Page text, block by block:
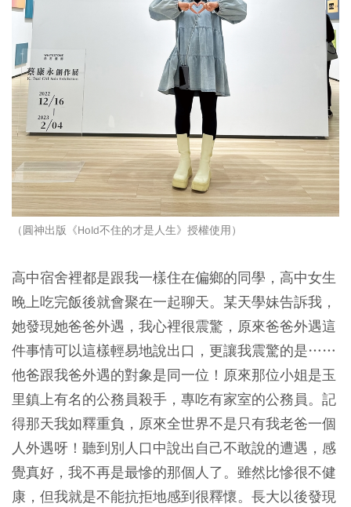
（圓神出版《Hold不住的才是人生》授權使用）
高中宿舍裡都是跟我一樣住在偏鄉的同學，高中女生
晚上吃完飯後就會聚在一起聊天。某天學妹告訴我，
她發現她爸爸外遇，我心裡很震驚，原來爸爸外遇這
件事情可以這樣輕易地說出口，更讓我震驚的是……
他爸跟我爸外遇的對象是同一位！原來那位小姐是玉
里鎮上有名的公務員殺手，專吃有家室的公務員。記
得那天我如釋重負，原來全世界不是只有我老爸一個
人外遇呀！聽到別人口中說出自己不敢說的遭遇，感
覺真好，我不再是最慘的那個人了。雖然比慘很不健
康，但我就是不能抗拒地感到很釋懷。長大以後發現